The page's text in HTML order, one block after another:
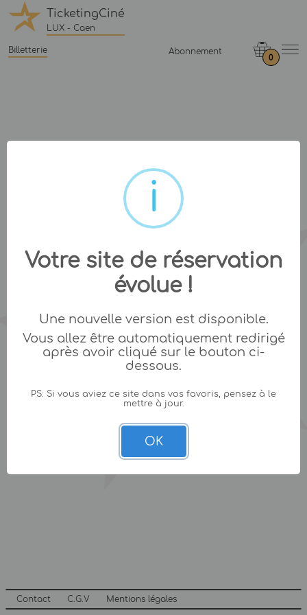
TicketingCiné
LUX - Caen
Billetterie Abonnement
0
Contact C.G.V Mentions légales
Votre site de réservation
évolue !
Une nouvelle version est disponible.
Vous allez être automatiquement redirigé
après avoir cliqué sur le bouton ci-
dessous.
PS: Si vous aviez ce site dans vos favoris, pensez à le
mettre à jour.
OK